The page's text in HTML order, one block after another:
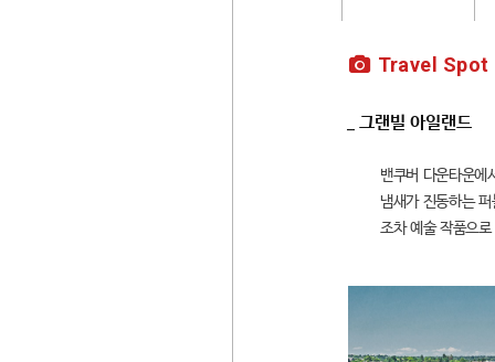
Travel Spot
_ 그랜빌 아일랜드
밴쿠버 다운타운
냄새가 진동하는
조차 예술 작품으